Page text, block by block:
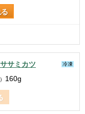
サミカツ 冷凍
160g